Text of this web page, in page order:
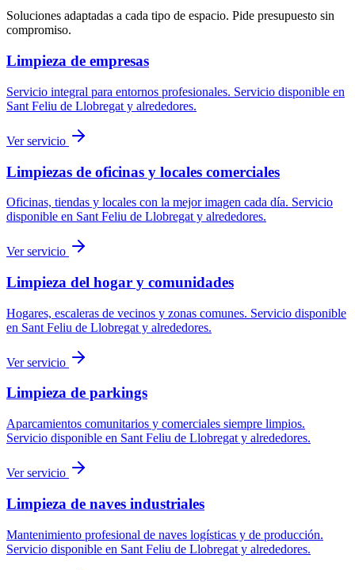
Soluciones adaptadas a cada tipo de espacio. Pide presupuesto sin
compromiso.
Limpieza de empresas
Servicio integral para entornos profesionales. Servicio disponible en
Sant Feliu de Llobregat y alrededores.
Ver servicio
Limpiezas de oficinas y locales comerciales
Oficinas, tiendas y locales con la mejor imagen cada día. Servicio
disponible en Sant Feliu de Llobregat y alrededores.
Ver servicio
Limpieza del hogar y comunidades
Hogares, escaleras de vecinos y zonas comunes. Servicio disponible
en Sant Feliu de Llobregat y alrededores.
Ver servicio
Limpieza de parkings
Aparcamientos comunitarios y comerciales siempre limpios.
Servicio disponible en Sant Feliu de Llobregat y alrededores.
Ver servicio
Limpieza de naves industriales
Mantenimiento profesional de naves logísticas y de producción.
Servicio disponible en Sant Feliu de Llobregat y alrededores.